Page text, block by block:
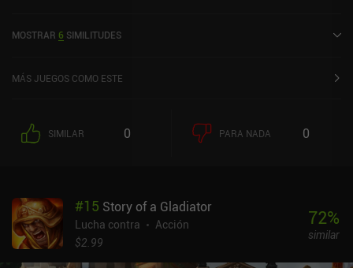
caminar libremente, y la avanzada IA de los oponentes que hace
adecuadas.El juego se monetiza a través de la venta de nuevos
nivel. Puedes pagar 4 dólares para eliminar por completo los
anuncios.
MOSTRAR 6 SIMILITUDES
MÁS JUEGOS COMO ESTE
SIMILAR 0 PARA NADA 0
#15 Story of a Gladiator
Lucha contra
Acción
$2.99
72%
similar